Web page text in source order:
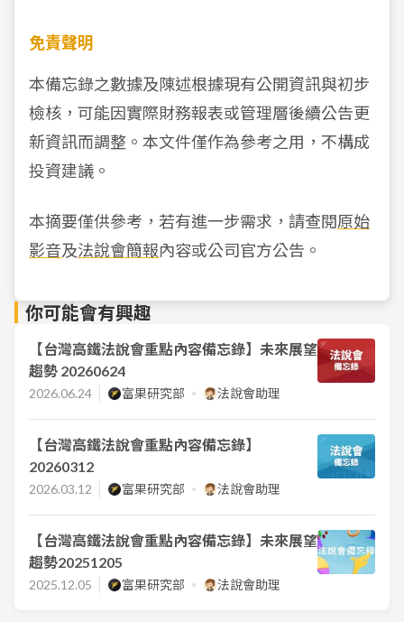
免責聲明
本備忘錄之數據及陳述根據現有公開資訊與初步
檢核，可能因實際財務報表或管理層後續公告更
新資訊而調整。本文件僅作為參考之用，不構成
投資建議。
本摘要僅供參考，若有進一步需求，請查閱原始
影音及法說會簡報內容或公司官方公告。
你可能會有興趣
【台灣高鐵法說會重點內容備忘錄】未來展望
趨勢 20260624
2026.06.24 富果研究部 法說會助理
【台灣高鐵法說會重點內容備忘錄】
20260312
2026.03.12 富果研究部 法說會助理
【台灣高鐵法說會重點內容備忘錄】未來展望
趨勢20251205
2025.12.05 富果研究部 法說會助理